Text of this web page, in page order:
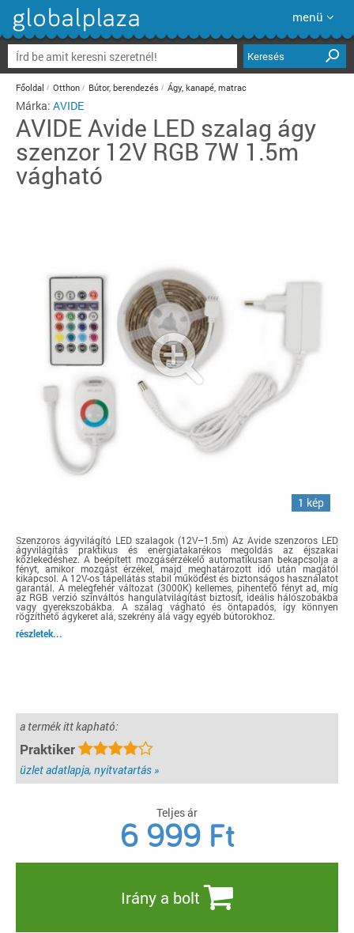
menü
Keresés
Főoldal Otthon Bútor, berendezés Ágy, kanapé, matrac
Márka: AVIDE
AVIDE Avide LED szalag ágy
szenzor 12V RGB 7W 1.5m
vágható
1 kép
Szenzoros ágyvilágító LED szalagok (12V–1.5m) Az Avide szenzoros LED
ágyvilágítás praktikus és energiatakarékos megoldás az éjszakai
közlekedéshez. A beépített mozgásérzékelő automatikusan bekapcsolja a
fényt, amikor mozgást érzékel, majd meghatározott idő után magától
kikapcsol. A 12V-os tápellátás stabil működést és biztonságos használatot
garantál. A melegfehér változat (3000K) kellemes, pihentető fényt ad, míg
az RGB verzió színváltós hangulatvilágítást biztosít, ideális hálószobákba
vagy gyerekszobákba. A szalag vágható és öntapadós, így könnyen
rögzíthető ágykeret alá, szekrény alá vagy egyéb bútorokhoz.
részletek...
a termék itt kapható:
Praktiker
üzlet adatlapja, nyitvatartás »
Teljes ár
6 999 Ft
Irány a bolt